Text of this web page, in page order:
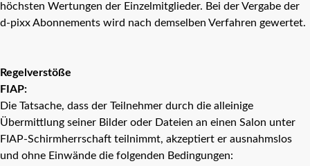
höchsten Wertungen der Einzelmitglieder. Bei der Vergabe der
d-pixx Abonnements wird nach demselben Verfahren gewertet.
Regelverstöße
FIAP:
Die Tatsache, dass der Teilnehmer durch die alleinige
Übermittlung seiner Bilder oder Dateien an einen Salon unter
FIAP-Schirmherrschaft teilnimmt, akzeptiert er ausnahmslos
und ohne Einwände die folgenden Bedingungen: